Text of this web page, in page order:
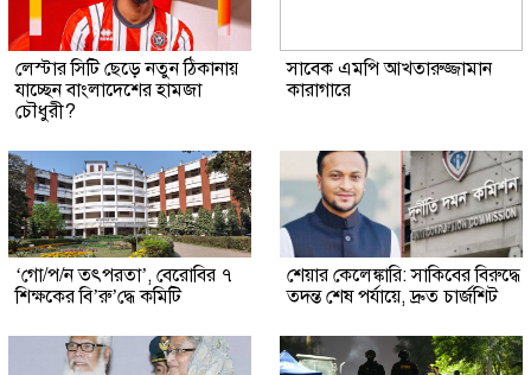
লেস্টার সিটি ছেড়ে নতুন ঠিকানায়
যাচ্ছেন বাংলাদেশের হামজা
চৌধুরী?
সাবেক এমপি আখতারুজ্জামান
কারাগারে
‘গো/প/ন তৎপরতা’, বেরোবির ৭
শিক্ষকের বি’রু’দ্ধে কমিটি
শেয়ার কেলেঙ্কারি: সাকিবের বিরুদ্ধে
তদন্ত শেষ পর্যায়ে, দ্রুত চার্জশিট